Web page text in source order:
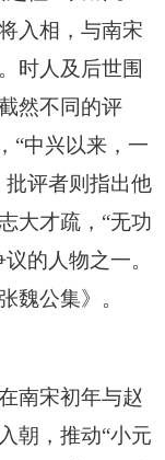
入相，与南宋
时人及后世围
然不同的评
“中兴以来，一
批评者则指出他
大才疏，“无功
的人物之一。
魏公集》。
南宋初年与赵
朝，推动“小元